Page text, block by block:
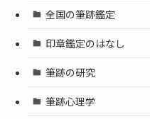
全国の筆跡鑑定
印章鑑定のはなし
筆跡の研究
筆跡心理学